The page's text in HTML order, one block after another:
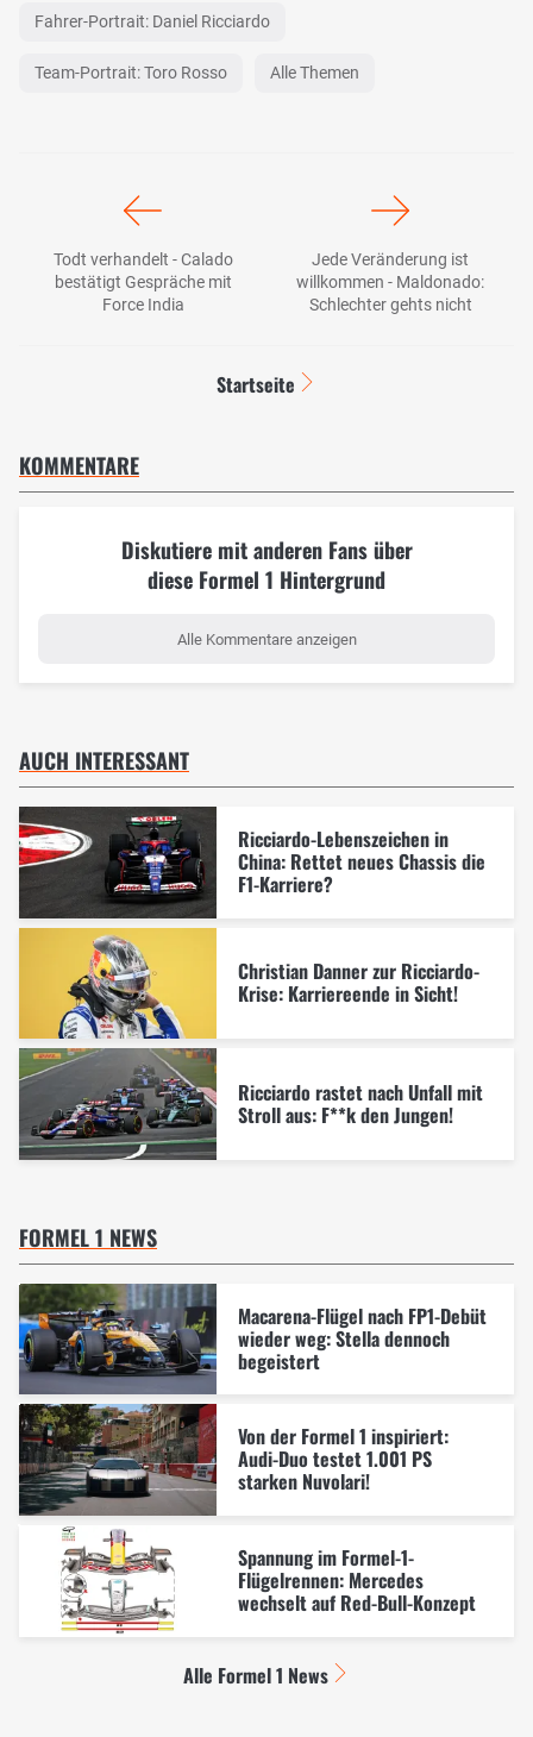
Fahrer-Portrait: Daniel Ricciardo
Team-Portrait: Toro Rosso Alle Themen
Todt verhandelt - Calado
bestätigt Gespräche mit
Force India
Jede Veränderung ist
willkommen - Maldonado:
Schlechter gehts nicht
Startseite
KOMMENTARE
Diskutiere mit anderen Fans über
diese Formel 1 Hintergrund
Alle Kommentare anzeigen
AUCH INTERESSANT
Ricciardo-Lebenszeichen in
China: Rettet neues Chassis die
F1-Karriere?
Christian Danner zur Ricciardo-
Krise: Karriereende in Sicht!
Ricciardo rastet nach Unfall mit
Stroll aus: F**k den Jungen!
FORMEL 1 NEWS
Macarena-Flügel nach FP1-Debüt
wieder weg: Stella dennoch
begeistert
Von der Formel 1 inspiriert:
Audi-Duo testet 1.001 PS
starken Nuvolari!
Spannung im Formel-1-
Flügelrennen: Mercedes
wechselt auf Red-Bull-Konzept
Alle Formel 1 News